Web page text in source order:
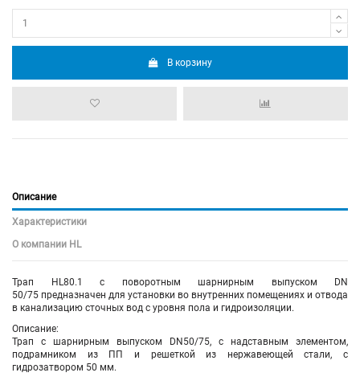
В корзину
Описание
Характеристики
О компании HL
Трап HL80.1 с поворотным шарнирным выпуском DN
50/75 предназначен для установки во внутренних помещениях и отвода
в канализацию сточных вод с уровня пола и гидроизоляции.
Описание:
Трап с шарнирным выпуском DN50/75, с надставным элементом,
подрамником из ПП и решеткой из нержавеющей стали, с
гидрозатвором 50 мм.